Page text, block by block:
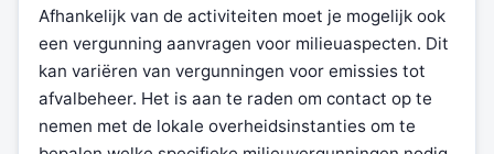
Afhankelijk van de activiteiten moet je mogelijk ook
een vergunning aanvragen voor milieuaspecten. Dit
kan variëren van vergunningen voor emissies tot
afvalbeheer. Het is aan te raden om contact op te
nemen met de lokale overheidsinstanties om te